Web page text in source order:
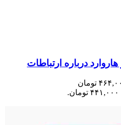
قیمت اصلی: ۴۶۴,۰۰۰ تومان